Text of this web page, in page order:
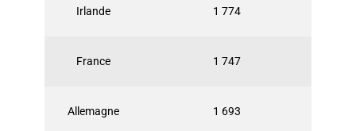
Irlande 1 774
France 1 747
Allemagne 1 693